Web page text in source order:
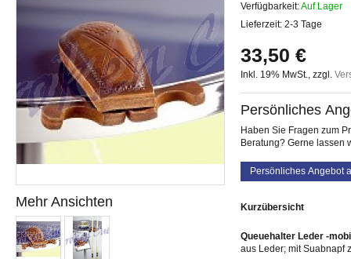
Mehr Ansichten
Verfügbarkeit:Auf Lager
Lieferzeit: 2-3 Tage
33,50 €
Inkl. 19% MwSt., zzgl.
Persönliches
Haben Sie Fragen zum
Beratung? Gerne lassen
Persönliches Angebot
Kurzübersicht
Queuehalter Leder -
aus Leder; mit Suabnapf